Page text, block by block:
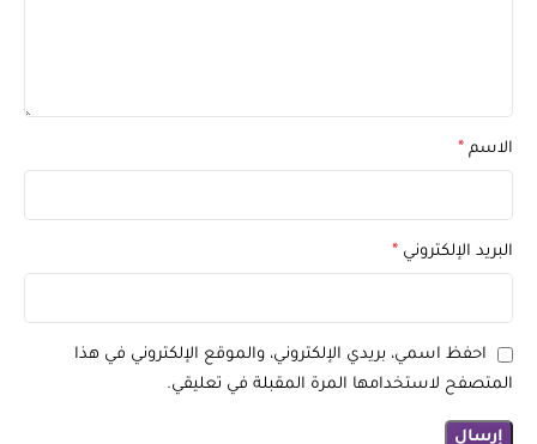
الاسم *
البريد الإلكتروني *
احفظ اسمي، بريدي الإلكتروني، والموقع الإلكتروني في هذا
المتصفح لاستخدامها المرة المقبلة في تعليقي.